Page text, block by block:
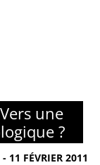
une
?
11 FÉVRIER 2011